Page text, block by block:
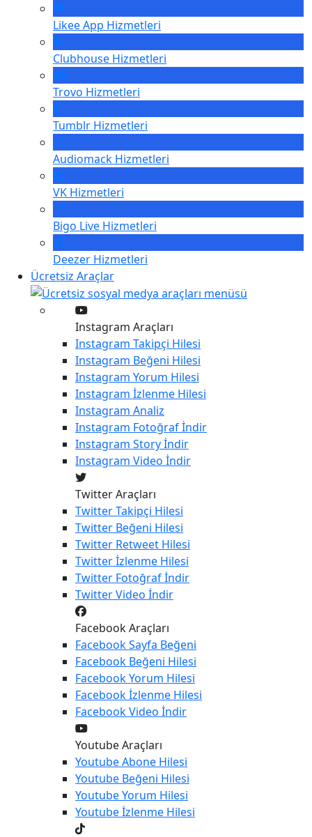
Likee App Hizmetleri
Clubhouse Hizmetleri
Trovo Hizmetleri
Tumblr Hizmetleri
Audiomack Hizmetleri
VK Hizmetleri
Bigo Live Hizmetleri
Deezer Hizmetleri
Ücretsiz Araçlar
Instagram Araçları
Instagram Takipçi Hilesi
Instagram Beğeni Hilesi
Instagram Yorum Hilesi
Instagram İzlenme Hilesi
Instagram Analiz
Instagram Fotoğraf İndir
Instagram Story İndir
Instagram Video İndir
Twitter Araçları
TwitterTakipçi Hilesi
Twitter Beğeni Hilesi
Twitter Retweet Hilesi
Twitterİzlenme Hilesi
Twitter Fotoğraf İndir
TwitterVideo İndir
Facebook Araçları
FacebookSayfa Beğeni
Facebook Beğeni Hilesi
FacebookYorum Hilesi
Facebookİzlenme Hilesi
FacebookVideo İndir
Youtube Araçları
YoutubeAbone Hilesi
Youtube Beğeni Hilesi
YoutubeYorum Hilesi
Youtubeİzlenme Hilesi